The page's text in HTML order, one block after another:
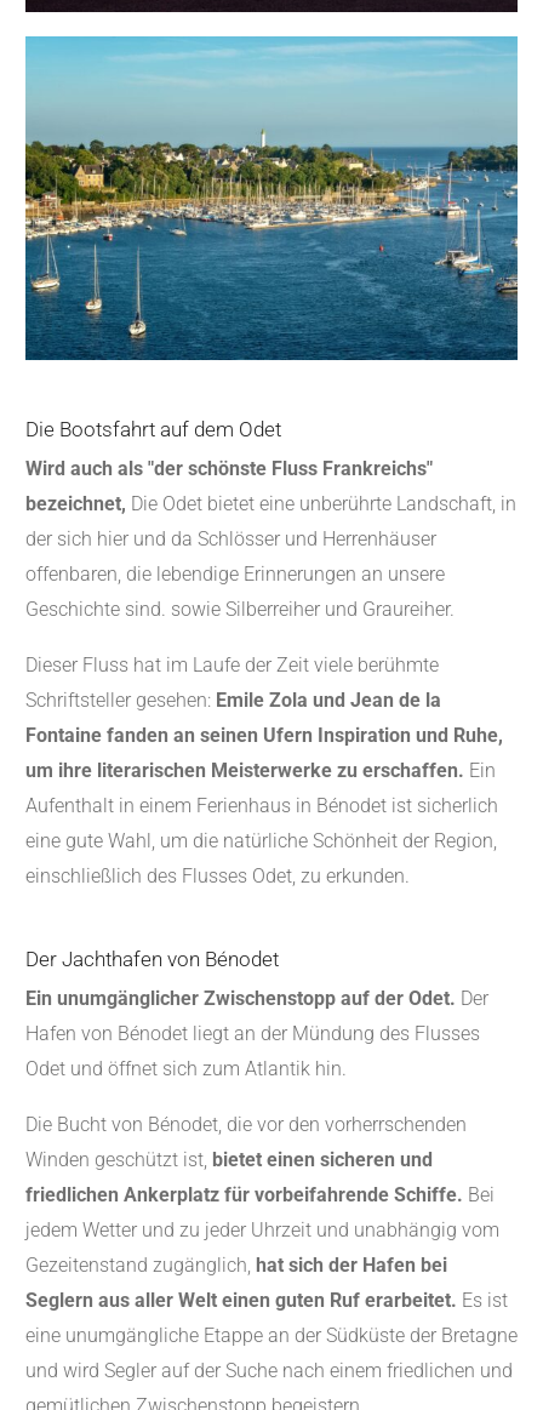
Die Bootsfahrt auf dem Odet
Wird auch als "der schönste Fluss Frankreichs"
bezeichnet, Die Odet bietet eine unberührte Landschaft, in
der sich hier und da Schlösser und Herrenhäuser
offenbaren, die lebendige Erinnerungen an unsere
Geschichte sind. sowie Silberreiher und Graureiher.
Dieser Fluss hat im Laufe der Zeit viele berühmte
Schriftsteller gesehen: Emile Zola und Jean de la
Fontaine fanden an seinen Ufern Inspiration und Ruhe,
um ihre literarischen Meisterwerke zu erschaffen. Ein
Aufenthalt in einem Ferienhaus in Bénodet ist sicherlich
eine gute Wahl, um die natürliche Schönheit der Region,
einschließlich des Flusses Odet, zu erkunden.
Der Jachthafen von Bénodet
Ein unumgänglicher Zwischenstopp auf der Odet. Der
Hafen von Bénodet liegt an der Mündung des Flusses
Odet und öffnet sich zum Atlantik hin.
Die Bucht von Bénodet, die vor den vorherrschenden
Winden geschützt ist, bietet einen sicheren und
friedlichen Ankerplatz für vorbeifahrende Schiffe. Bei
jedem Wetter und zu jeder Uhrzeit und unabhängig vom
Gezeitenstand zugänglich, hat sich der Hafen bei
Seglern aus aller Welt einen guten Ruf erarbeitet. Es ist
eine unumgängliche Etappe an der Südküste der Bretagne
und wird Segler auf der Suche nach einem friedlichen und